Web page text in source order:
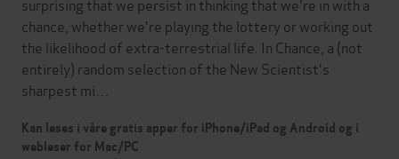
surprising that we persist in thinking that we're in with a
chance, whether we're playing the lottery or working out
the likelihood of extra-terrestrial life. In Chance, a (not
entirely) random selection of the New Scientist's
sharpest mi…
Kan leses i våre gratis apper for iPhone/iPad og Android og i
webleser for Mac/PC